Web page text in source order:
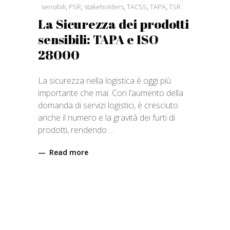
sensibili, PSR, stakeholders,TACSS,TAPA,TSR
La Sicurezza dei prodotti
sensibili: TAPA e ISO
28000
La sicurezza nella logistica è oggi più
importante che mai. Con l’aumento della
domanda di servizi logistici, è cresciuto
anche il numero e la gravità dei furti di
prodotti, rendendo
Read more